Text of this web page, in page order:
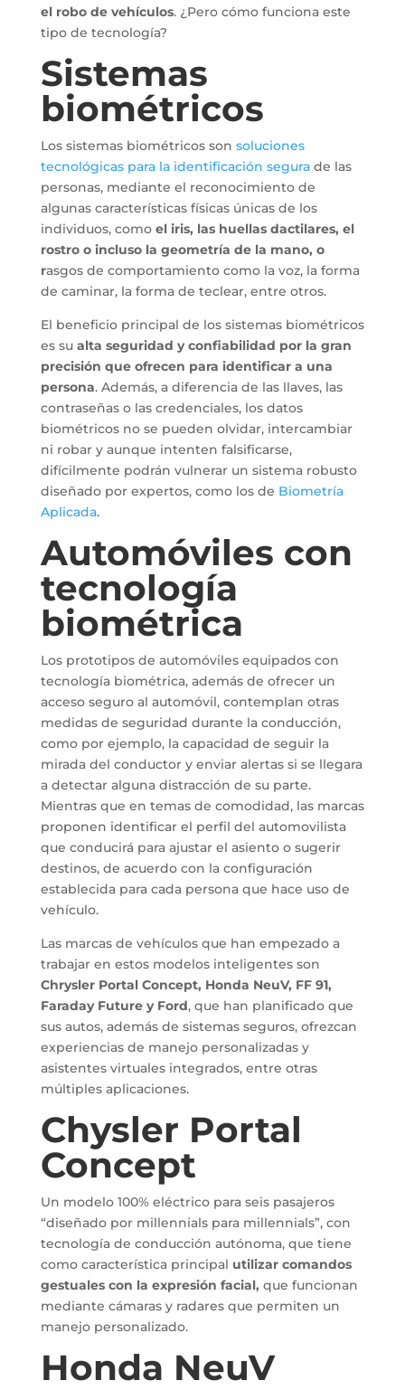
el robo de vehículos. ¿Pero cómo funciona este
tipo de tecnología?
Sistemas
biométricos
Los sistemas biométricos son soluciones
tecnológicas para la identificación segura de las
personas, mediante el reconocimiento de
algunas características físicas únicas de los
individuos, como el iris, las huellas dactilares, el
rostro o incluso la geometría de la mano, o
rasgos de comportamiento como la voz, la forma
de caminar, la forma de teclear, entre otros.
El beneficio principal de los sistemas biométricos
es su alta seguridad y confiabilidad por la gran
precisión que ofrecen para identificar a una
persona. Además, a diferencia de las llaves, las
contraseñas o las credenciales, los datos
biométricos no se pueden olvidar, intercambiar
ni robar y aunque intenten falsificarse,
difícilmente podrán vulnerar un sistema robusto
diseñado por expertos, como los de Biometría
Aplicada.
Automóviles con
tecnología
biométrica
Los prototipos de automóviles equipados con
tecnología biométrica, además de ofrecer un
acceso seguro al automóvil, contemplan otras
medidas de seguridad durante la conducción,
como por ejemplo, la capacidad de seguir la
mirada del conductor y enviar alertas si se llegara
a detectar alguna distracción de su parte.
Mientras que en temas de comodidad, las marcas
proponen identificar el perfil del automovilista
que conducirá para ajustar el asiento o sugerir
destinos, de acuerdo con la configuración
establecida para cada persona que hace uso de
vehículo.
Las marcas de vehículos que han empezado a
trabajar en estos modelos inteligentes son
Chrysler Portal Concept, Honda NeuV, FF 91,
Faraday Future y Ford, que han planificado que
sus autos, además de sistemas seguros, ofrezcan
experiencias de manejo personalizadas y
asistentes virtuales integrados, entre otras
múltiples aplicaciones.
Chysler Portal
Concept
Un modelo 100% eléctrico para seis pasajeros
“diseñado por millennials para millennials”, con
tecnología de conducción autónoma, que tiene
como característica principal utilizar comandos
gestuales con la expresión facial, que funcionan
mediante cámaras y radares que permiten un
manejo personalizado.
Honda NeuV